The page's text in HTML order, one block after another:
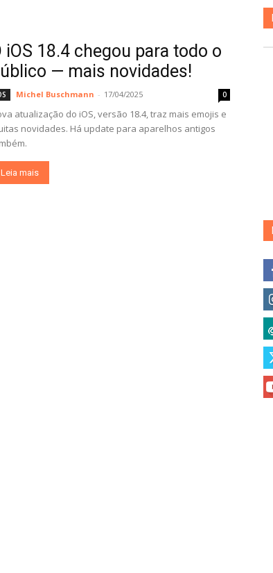
iOS 18.4 chegou para todo o
— mais novidades!
Michel Buschmann - 17/04/2025 0
atualização do iOS, versão 18.4, traz mais emojis e
novidades. Há update para aparelhos antigos
Leia mais